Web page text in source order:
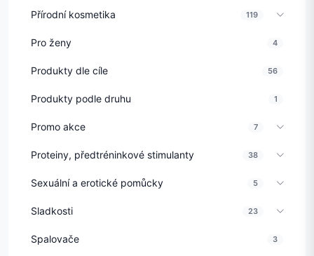
Přírodní kosmetika 119
Pro ženy 4
Produkty dle cíle 56
Produkty podle druhu 1
Promo akce 7
Proteiny, předtréninkové stimulanty 38
Sexuální a erotické pomůcky 5
Sladkosti 23
Spalovače 3